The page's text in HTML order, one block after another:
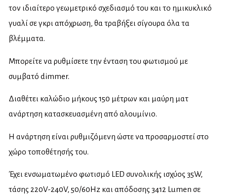
τον ιδιαίτερο γεωμετρικό σχεδιασμό του και το ημικυκλικό
γυαλί σε γκρι απόχρωση, θα τραβήξει σίγουρα όλα τα
βλέμματα.
Μπορείτε να ρυθμίσετε την ένταση του φωτισμού με
συμβατό dimmer.
Διαθέτει καλώδιο μήκους 150 μέτρων και μαύρη ματ
ανάρτηση κατασκευασμένη από αλουμίνιο.
Η ανάρτηση είναι ρυθμιζόμενη ώστε να προσαρμοστεί στο
χώρο τοποθέτησής του.
Έχει ενσωματωμένο φωτισμό LED συνολικής ισχύος 35W,
τάσης 220V-240V, 50/60Hz και απόδοσης 3412 Lumen σε